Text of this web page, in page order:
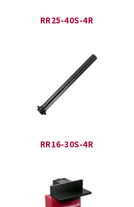
RR25-40S-4R
RR16-30S-4R